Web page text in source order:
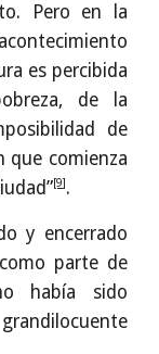
Pero en la
es percibida
de la
de
que comienza
[9] .
y encerrado
parte de
había sido